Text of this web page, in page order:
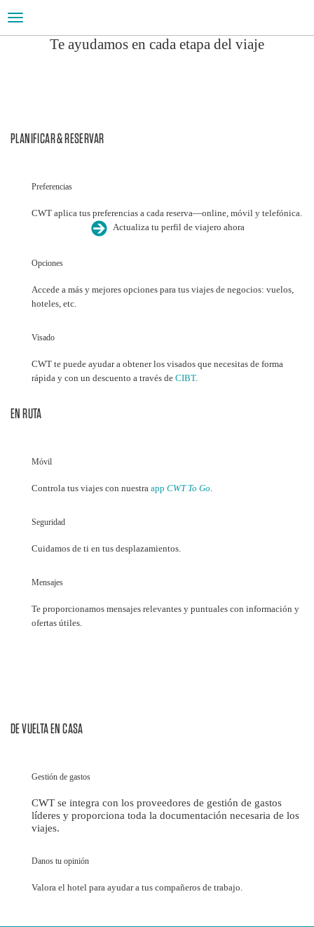
Toggle
navigation
ATENCIÓN AL VIAJERO
Te ayudamos en cada etapa del viaje
PLANIFICAR & RESERVAR
Preferencias
CWT aplica tus preferencias a cada reserva—online, móvil y telefónica.
Actualiza tu perfil de viajero ahora
Opciones
Accede a más y mejores opciones para tus viajes de negocios: vuelos,
hoteles, etc.
Visado
CWT te puede ayudar a obtener los visados que necesitas de forma
rápida y con un descuento a través de CIBT.
EN RUTA
Móvil
Controla tus viajes con nuestra app CWT To Go.
Seguridad
Cuidamos de ti en tus desplazamientos.
Mensajes
Te proporcionamos mensajes relevantes y puntuales con información y
ofertas útiles.
DE VUELTA EN CASA
Gestión de gastos
CWT se integra con los proveedores de gestión de gastos
líderes y proporciona toda la documentación necesaria de los
viajes.
Danos tu opinión
Valora el hotel para ayudar a tus compañeros de trabajo.